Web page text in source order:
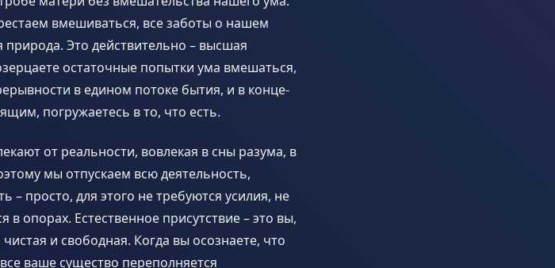
вмешиваться, все заботы о нашем
Это действительно – высшая
остаточные попытки ума вмешаться,
в едином потоке бытия, и в конце-
погружаетесь в то, что есть.
от реальности, вовлекая в сны разума, в
мы отпускаем всю деятельность,
– просто, для этого не требуются усилия, не
в опорах. Естественное присутствие – это вы,
и свободная. Когда вы осознаете, что
ваше существо переполняется